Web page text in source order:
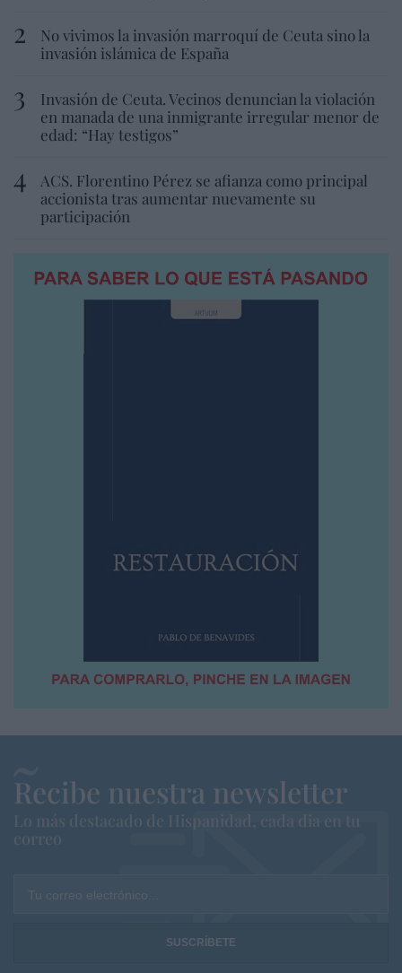
No vivimos la invasión marroquí de Ceuta sino la
invasión islámica de España
Invasión de Ceuta. Vecinos denuncian la violación
en manada de una inmigrante irregular menor de
edad: “Hay testigos”
ACS. Florentino Pérez se afianza como principal
accionista tras aumentar nuevamente su
participación
Recibe nuestra newsletter
Lo más destacado de Hispanidad, cada dia en tu
correo
Tu correo electrónico...